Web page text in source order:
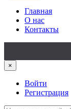
Главная
О нас
Контакты
×
Войти
Регистрация